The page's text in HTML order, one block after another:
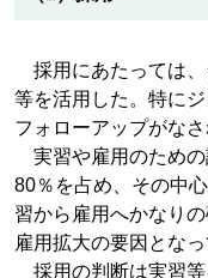
採用にあたっては、
等を活用した。特に
フォローアップがな
実習や雇用のための
80％を占め、その中
習から雇用へかなり
雇用拡大の要因となっ
採用の判断は実習等